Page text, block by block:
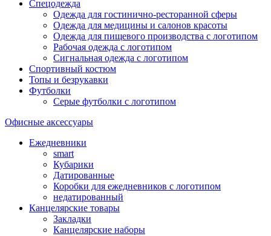
Спецодежда
Одежда для гостинично-ресторанной сферы
Одежда для медицины и салонов красоты
Одежда для пищевого производства с логотипом
Рабочая одежда с логотипом
Сигнальная одежда с логотипом
Спортивный костюм
Топы и безрукавки
Футболки
Серые футболки с логотипом
Офисные аксессуары
Ежедневники
smart
Кубарики
Датированные
Коробки для ежедневников с логотипом
недатированный
Канцелярские товары
Закладки
Канцелярские наборы